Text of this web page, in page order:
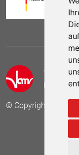
Telefon:
E-Mail:
© Copyright 2024